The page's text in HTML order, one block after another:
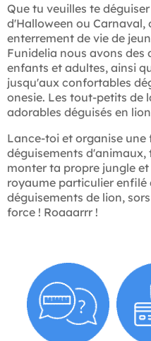
Que tu veuilles te
d'Halloween ou Carnaval,
enterrement de vie de
Funidelia nous avons des
enfants et adultes, ainsi
jusqu'aux confortables
onesie. Les tout-petits de
adorables déguisés en
Lance-toi et organise une
déguisements
monter ta propre jungle
royaume particulier enfilé
déguisements de lion,
force ! Roaaarrr !